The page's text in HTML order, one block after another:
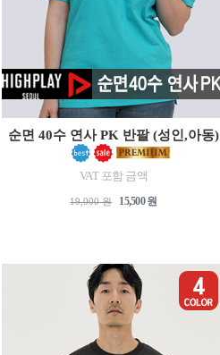
순면 40수 연사 PK 반팔 (성인,아동)
VAT 포함 금액
19,000 원 15,500 원